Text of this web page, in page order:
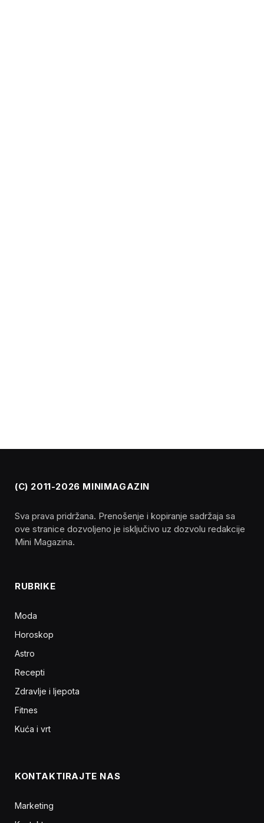
(C) 2011-2026 MINIMAGAZIN
Sva prava pridržana. Prenošenje i kopiranje sadržaja sa
ove stranice dozvoljeno je isključivo uz dozvolu redakcije
Mini Magazina.
RUBRIKE
Moda
Horoskop
Astro
Recepti
Zdravlje i ljepota
Fitnes
Kuća i vrt
KONTAKTIRAJTE NAS
Marketing